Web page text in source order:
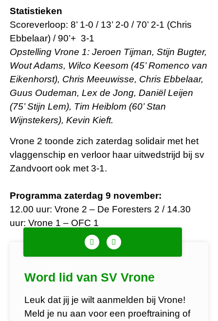
Statistieken
Scoreverloop: 8’ 1-0 / 13’ 2-0 / 70’ 2-1 (Chris
Ebbelaar) / 90’+ 3-1
Opstelling Vrone 1: Jeroen Tijman, Stijn Bugter,
Wout Adams, Wilco Keesom (45’ Romenco van
Eikenhorst), Chris Meeuwisse, Chris Ebbelaar,
Guus Oudeman, Lex de Jong, Daniël Leijen
(75’ Stijn Lem), Tim Heiblom (60’ Stan
Wijnstekers), Kevin Kieft.
Vrone 2 toonde zich zaterdag solidair met het
vlaggenschip en verloor haar uitwedstrijd bij sv
Zandvoort ook met 3-1.
Programma zaterdag 9 november:
12.00 uur: Vrone 2 – De Foresters 2 / 14.30
uur: Vrone 1 – OFC 1
Word lid van SV Vrone
Leuk dat jij je wilt aanmelden bij Vrone!
Meld je nu aan voor een proeftraining of